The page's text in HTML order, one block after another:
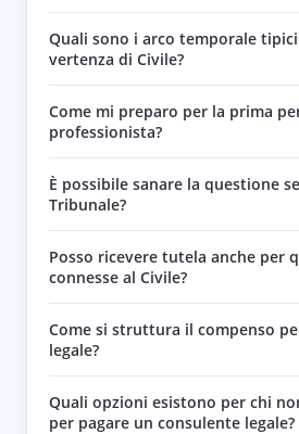
Quali sono i arco temporale
vertenza di Civile?
Come mi preparo per la prima
professionista?
È possibile sanare la questione
Tribunale?
Posso ricevere tutela anche per
connesse al Civile?
Come si struttura il compenso
legale?
Quali opzioni esistono per chi
per pagare un consulente legale?